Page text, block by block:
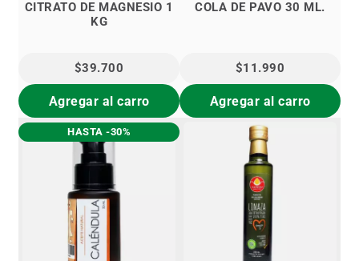
CITRATO DE MAGNESIO 1
KG
$39.700
Agregar al carro
COLA DE PAVO 30 ML.
$11.990
Agregar al carro
HASTA -30%